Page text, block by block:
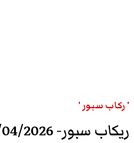
' ركاب سبور '
ريكاب سبور- 15/04/2026